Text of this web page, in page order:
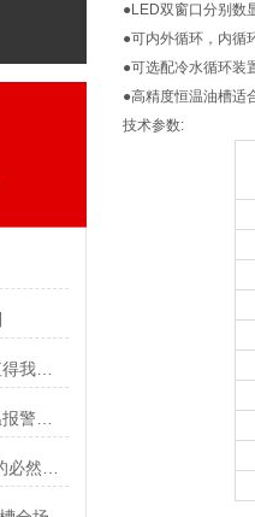
●LED双窗口分别数
●可内外循环，内循
●可选配冷水循环装
●高精度恒温油槽适
技术参数: